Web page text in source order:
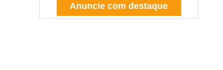
Anuncie com destaque